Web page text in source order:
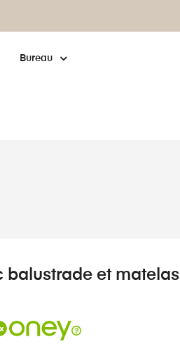
Bureau
balustrade et matelas